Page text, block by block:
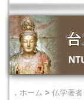
． ホーム > 仏学著